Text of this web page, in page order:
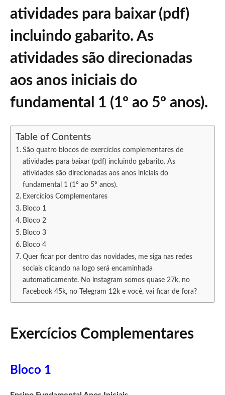
atividades para baixar (pdf)
incluindo gabarito. As
atividades são direcionadas
aos anos iniciais do
fundamental 1 (1º ao 5º anos).
Table of Contents
São quatro blocos de exercícios complementares de
atividades para baixar (pdf) incluindo gabarito. As
atividades são direcionadas aos anos iniciais do
fundamental 1 (1º ao 5º anos).
Exercícios Complementares
Bloco 1
Bloco 2
Bloco 3
Bloco 4
Quer ficar por dentro das novidades, me siga nas redes
sociais clicando na logo será encaminhada
automaticamente. No instagram somos quase 27k, no
Facebook 45k, no Telegram 12k e você, vai ficar de fora?
Exercícios Complementares
Bloco 1